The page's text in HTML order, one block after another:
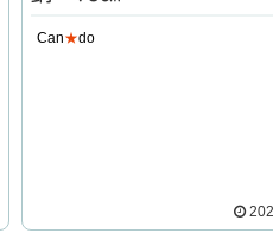
Can★do